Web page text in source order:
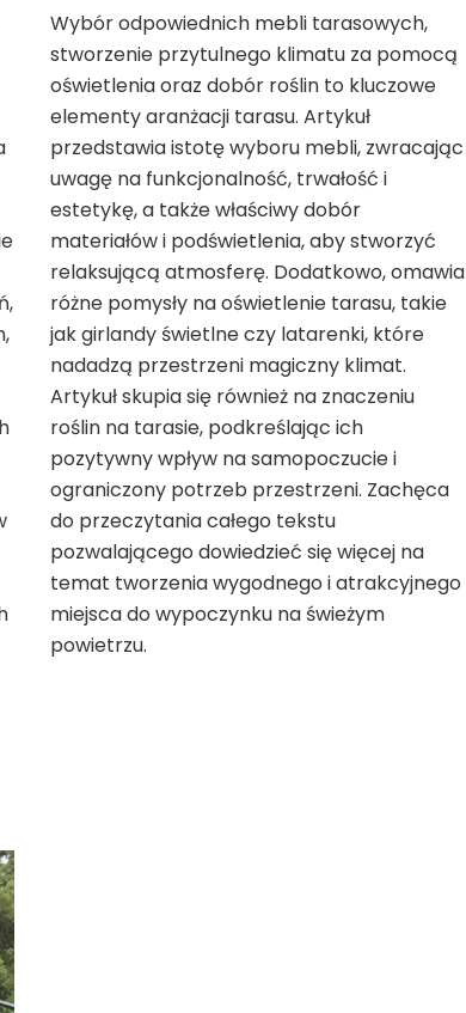
Wybór odpowiednich mebli tarasowych,
stworzenie przytulnego klimatu za pomocą
oświetlenia oraz dobór roślin to kluczowe
elementy aranżacji tarasu. Artykuł
przedstawia istotę wyboru mebli, zwracając
uwagę na funkcjonalność, trwałość i
estetykę, a także właściwy dobór
materiałów i podświetlenia, aby stworzyć
relaksującą atmosferę. Dodatkowo, omawia
różne pomysły na oświetlenie tarasu, takie
jak girlandy świetlne czy latarenki, które
nadadzą przestrzeni magiczny klimat.
Artykuł skupia się również na znaczeniu
roślin na tarasie, podkreślając ich
pozytywny wpływ na samopoczucie i
ograniczony potrzeb przestrzeni. Zachęca
do przeczytania całego tekstu
pozwalającego dowiedzieć się więcej na
temat tworzenia wygodnego i atrakcyjnego
miejsca do wypoczynku na świeżym
powietrzu.